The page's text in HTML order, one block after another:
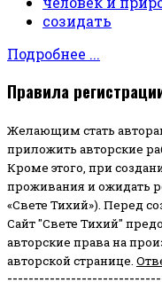
созидать
Подробнее ...
Правила
Желающим стать
приложить авторские
Кроме этого, при
проживания и ожидать
«Свете Тихий»). Перед
Сайт "Свете Тихий"
авторские права на
авторской странице.